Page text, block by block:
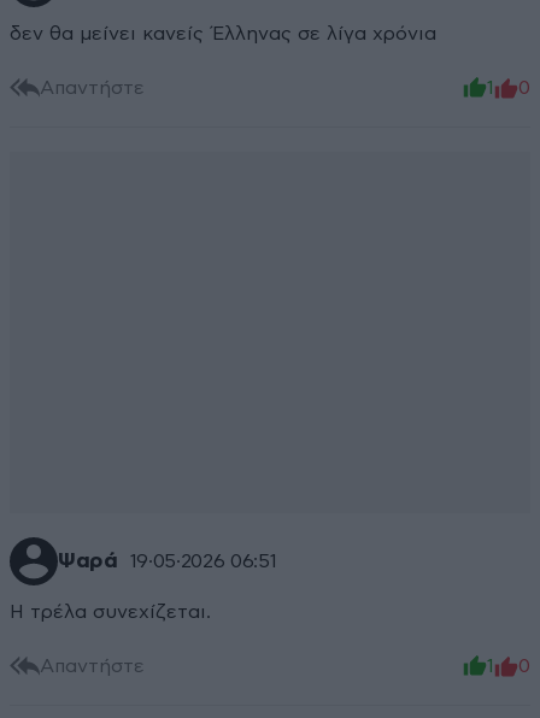
δεν θα μείνει κανείς Έλληνας σε λίγα χρόνια
Απαντήστε 1 0
Ψαρά 19·05·2026 06:51
Η τρέλα συνεχίζεται.
Απαντήστε 1 0